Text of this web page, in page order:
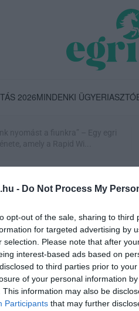
- Do Not Process My
opt-out of the sale, sharing to
for targeted advertising by
selection. Please note that after
interest-based ads based on
to third parties prior to
of your personal information
This information may also be
Participants that may further
2026MINDENKI ÜGYERIASZTÓ
nyomást a fiunkra” – Egy egri
amely a Rapid Wi...
ELHUNYT MISKOLC VOLT
2021. január 19|Környék ügye
Hosszan tartó betegség után,
elhunyt Kriza Ákos, Miskolc